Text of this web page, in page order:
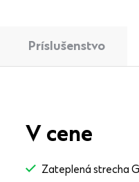
Príslušenstvo
V cene
Zateplená strecha